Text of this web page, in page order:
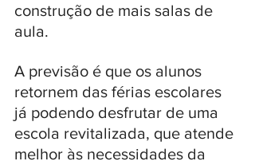
construção de mais salas de
aula.
A previsão é que os alunos
retornem das férias escolares
já podendo desfrutar de uma
escola revitalizada, que atende
melhor às necessidades da